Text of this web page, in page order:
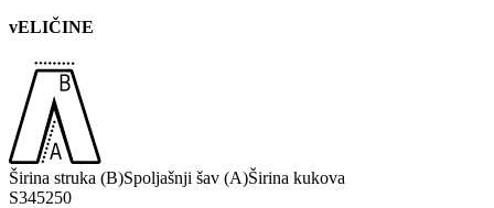
vELIČINE
Širina struka (B)Spoljašnji šav (A)Širina kukova
S345250